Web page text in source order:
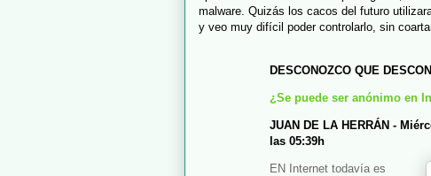
malware. Quizás los cacos del futuro
y veo muy difícil poder controlarlo, sin
DESCONOZCO QUE
¿Se puede ser anónimo en
JUAN DE LA HERRÁN -
las 05:39h
EN Internet todavía es